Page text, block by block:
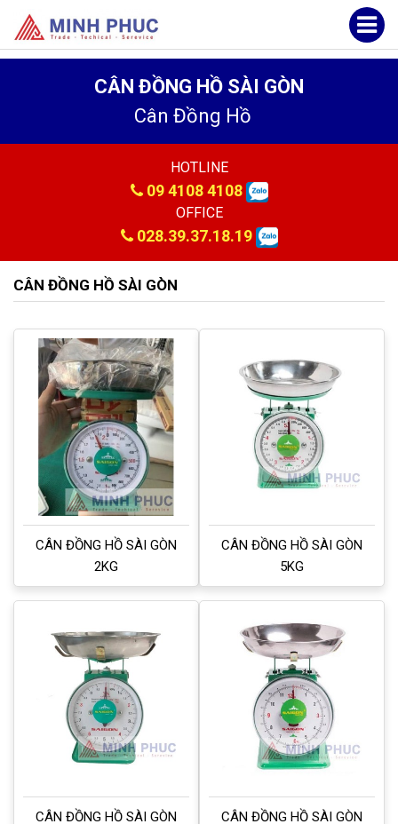
CÂN ĐỒNG HỒ SÀI GÒN
Cân Đồng Hồ
HOTLINE
09 4108 4108
OFFICE
028.39.37.18.19
CÂN ĐỒNG HỒ SÀI GÒN
CÂN ĐỒNG HỒ SÀI GÒN
2KG
CÂN ĐỒNG HỒ SÀI GÒN
5KG
CÂN ĐỒNG HỒ SÀI GÒN
CÂN ĐỒNG HỒ SÀI GÒN